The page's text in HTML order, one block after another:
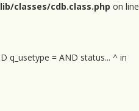
classes/cdb.class.php on line
q_usetype = AND status... ^ in